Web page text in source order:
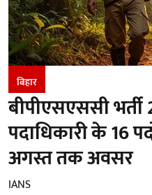
बिहार
बीपीएसएससी भर्ती
पदाधिकारी के 16
अगस्त तक अवसर
IANS